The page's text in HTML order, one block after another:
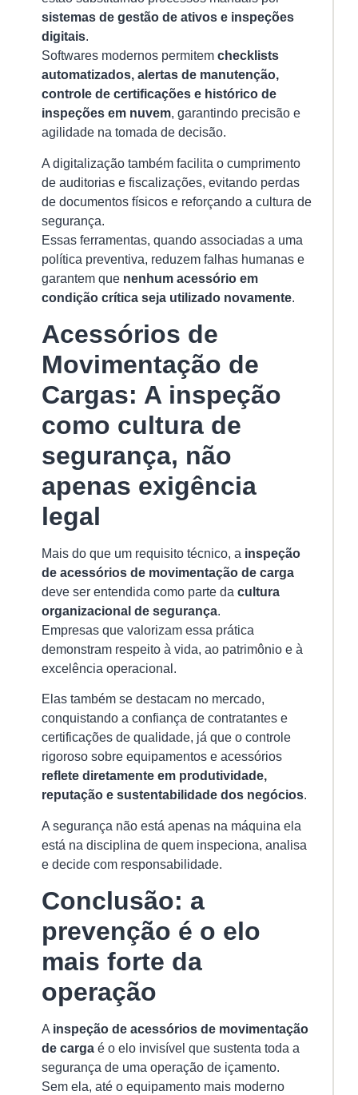
sistemas de gestão de ativos e inspeções
digitais.
Softwares modernos permitemchecklists
automatizados, alertas de manutenção,
controle de certificações e histórico de
inspeções em nuvem, garantindo precisão e
agilidade na tomada de decisão.
A digitalização também facilita o cumprimento
de auditorias e fiscalizações, evitando perdas
de documentos físicos e reforçando a cultura de
segurança.
Essas ferramentas, quando associadas a uma
política preventiva, reduzem falhas humanas e
garantem que nenhum acessório em
condição crítica seja utilizado novamente.
Acessórios de
Movimentação de
Cargas: A inspeção
como cultura de
segurança, não
apenas exigência
legal
Mais do que um requisito técnico, a inspeção
de acessórios de movimentação de carga
deve ser entendida como parte dacultura
organizacional de segurança.
Empresas que valorizam essa prática
demonstram respeito à vida, ao patrimônio e à
excelência operacional.
Elas também se destacam no mercado,
conquistando a confiança de contratantes e
certificações de qualidade, já que o controle
rigoroso sobre equipamentos e acessórios
reflete diretamente em produtividade,
reputação e sustentabilidade dos negócios.
A segurança não está apenas na máquina ela
está na disciplina de quem inspeciona, analisa
e decide com responsabilidade.
Conclusão: a
prevenção é o elo
mais forte da
operação
A inspeção de acessórios de movimentação
de carga é o elo invisível que sustenta toda a
segurança de uma operação de içamento.
Sem ela, até o equipamento mais moderno